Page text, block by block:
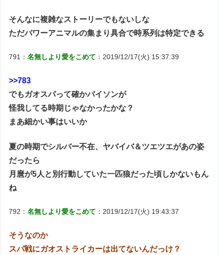
そんなに複雑なストーリーでもないしな
ただパワーアニマルの集まり具合で時系列は特定できる
791：名無しより愛をこめて ：2019/12/17(火) 15:37:39
>>783
でもガオスパって確かバイソンが
怪我してる時期じゃなかったかな？
まあ細かい事はいいか
夏の時期でシルバー不在、ヤバイバ＆ツエツエがあの姿
だったら
月麿が5人と別行動していた一匹狼だった頃しかないもん
ね
792：名無しより愛をこめて ：2019/12/17(火) 19:43:37
そうなのか
スパ戦にガオストライカーは出てないんだっけ？